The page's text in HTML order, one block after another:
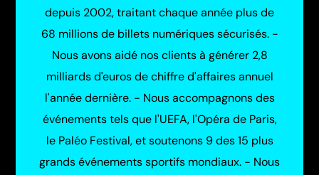
depuis 2002, traitant chaque année plus de
68 millions de billets numériques sécurisés. -
Nous avons aidé nos clients à générer 2,8
milliards d'euros de chiffre d'affaires annuel
l'année dernière. - Nous accompagnons des
événements tels que l'UEFA, l'Opéra de Paris,
le Paléo Festival, et soutenons 9 des 15 plus
grands événements sportifs mondiaux. - Nous